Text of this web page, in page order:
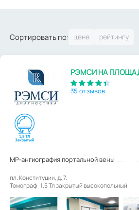
Сортировать по:
РЭМСИ НА
35 отзывов
МР-ангиография портальной вены
пл. Конституции, д. 7.
Томограф: 1,5 Тл закрытый высокопольный